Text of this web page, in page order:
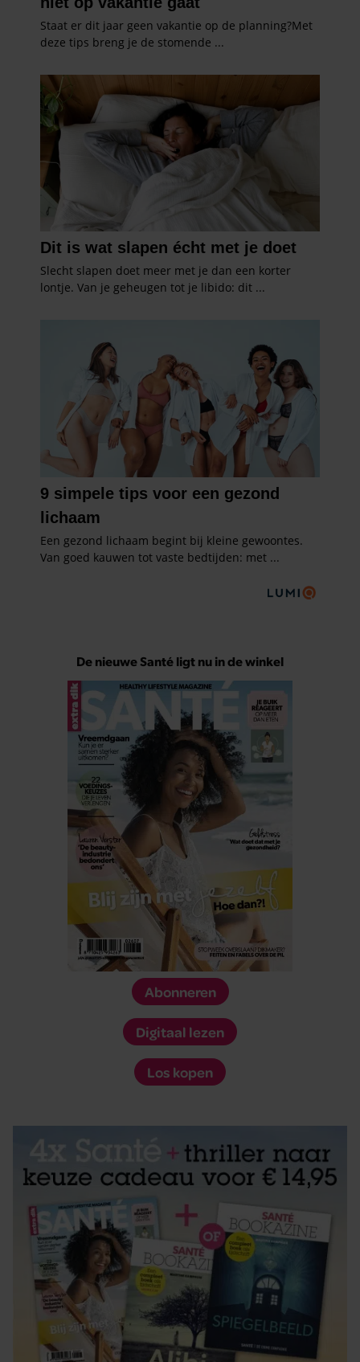
De nieuwe Santé ligt nu in de winkel
Abonneren
Digitaal lezen
Los kopen